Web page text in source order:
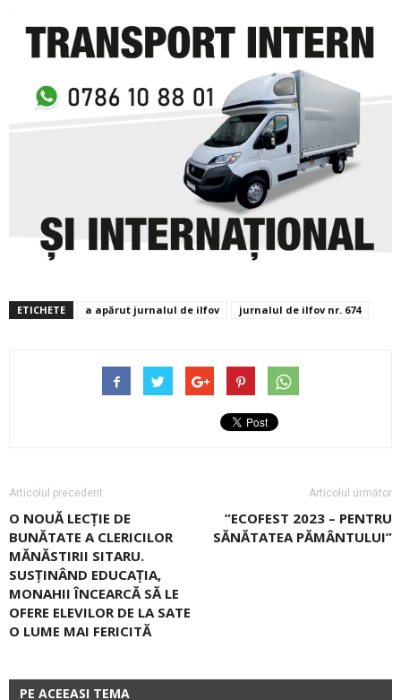
ETICHETE a apărut jurnalul de ilfov jurnalul de ilfov nr. 674
Articolul precedent
O NOUĂ LECȚIE DE
BUNĂTATE A CLERICILOR
MĂNĂSTIRII SITARU.
SUSȚINÂND EDUCAȚIA,
MONAHII ÎNCEARCĂ SĂ LE
OFERE ELEVILOR DE LA SATE
O LUME MAI FERICITĂ
Articolul următor
”ECOFEST 2023 – PENTRU
SĂNĂTATEA PĂMÂNTULUI”
PE ACEEASI TEMA